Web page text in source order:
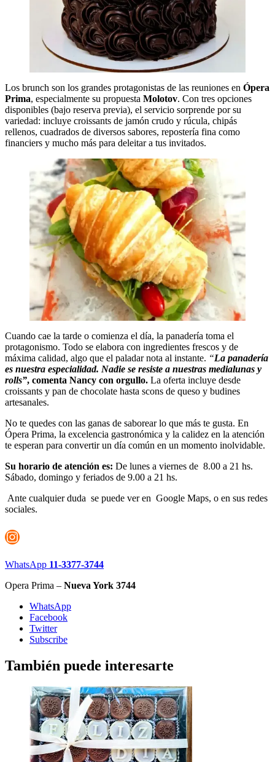
Los brunch son los grandes protagonistas de las reuniones en Ópera
Prima, especialmente su propuesta Molotov. Con tres opciones
disponibles (bajo reserva previa), el servicio sorprende por su
variedad: incluye croissants de jamón crudo y rúcula, chipás
rellenos, cuadrados de diversos sabores, repostería fina como
financiers y mucho más para deleitar a tus invitados.
Cuando cae la tarde o comienza el día, la panadería toma el
protagonismo. Todo se elabora con ingredientes frescos y de
máxima calidad, algo que el paladar nota al instante. “La panadería
es nuestra especialidad. Nadie se resiste a nuestras medialunas y
rolls”, comenta Nancy con orgullo. La oferta incluye desde
croissants y pan de chocolate hasta scons de queso y budines
artesanales.
No te quedes con las ganas de saborear lo que más te gusta. En
Ópera Prima, la excelencia gastronómica y la calidez en la atención
te esperan para convertir un día común en un momento inolvidable.
Su horario de atención es: De lunes a viernes de 8.00 a 21 hs.
Sábado, domingo y feriados de 9.00 a 21 hs.
Ante cualquier duda se puede ver en Google Maps, o en sus redes
sociales.
Instagram
WhatsApp 11-3377-3744
Opera Prima – Nueva York 3744
WhatsApp
Facebook
Twitter
Subscribe
También puede interesarte